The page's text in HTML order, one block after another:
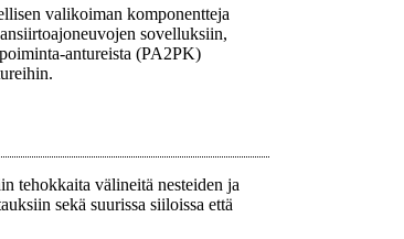
valikoiman komponentteja
sovelluksiin,
antureista (PA2PK)
tehokkaita välineitä nesteiden ja
sekä suurissa siiloissa että